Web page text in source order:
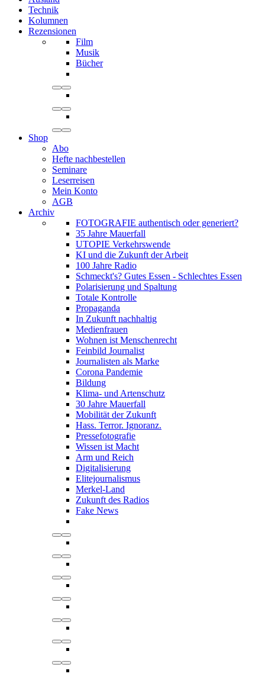
Technik
Kolumnen
Rezensionen
Film
Musik
Bücher
Shop
Abo
Hefte nachbestellen
Seminare
Leserreisen
Mein Konto
AGB
Archiv
FOTOGRAFIE authentisch oder generiert?
35 Jahre Mauerfall
UTOPIE Verkehrswende
KI und die Zukunft der Arbeit
100 Jahre Radio
Schmeckt's? Gutes Essen - Schlechtes Essen
Polarisierung und Spaltung
Totale Kontrolle
Propaganda
In Zukunft nachhaltig
Medienfrauen
Wohnen ist Menschenrecht
Feinbild Journalist
Journalisten als Marke
Corona Pandemie
Bildung
Klima- und Artenschutz
30 Jahre Mauerfall
Mobilität der Zukunft
Hass. Terror. Ignoranz.
Pressefotografie
Wissen ist Macht
Arm und Reich
Digitalisierung
Elitejournalismus
Merkel-Land
Zukunft des Radios
Fake News